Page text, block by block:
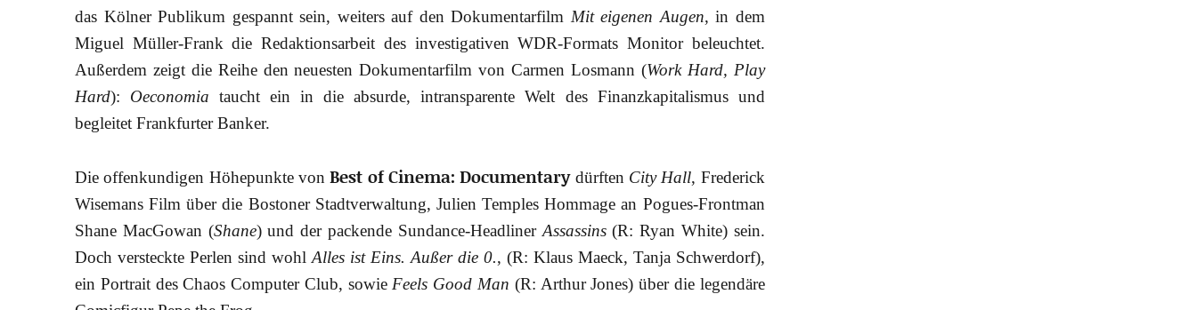
das Kölner Publikum gespannt sein, weiters auf den Dokumentarfilm Mit eigenen Augen, in dem
Miguel Müller-Frank die Redaktionsarbeit des investigativen WDR-Formats Monitor beleuchtet.
Außerdem zeigt die Reihe den neuesten Dokumentarfilm von Carmen Losmann (Work Hard, Play
Hard): Oeconomia taucht ein in die absurde, intransparente Welt des Finanzkapitalismus und
begleitet Frankfurter Banker.
Die offenkundigen Höhepunkte vonBest of Cinema: Documentarydürften City Hall, Frederick
Wisemans Film über die Bostoner Stadtverwaltung, Julien Temples Hommage an Pogues-Frontman
Shane MacGowan (Shane) und der packende Sundance-Headliner Assassins(R: Ryan White) sein.
Doch versteckte Perlen sind wohl Alles ist Eins. Außer die 0., (R: Klaus Maeck, Tanja Schwerdorf),
ein Portrait des Chaos Computer Club, sowie Feels Good Man (R: Arthur Jones) über die legendäre